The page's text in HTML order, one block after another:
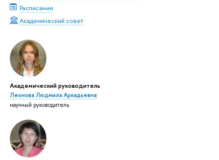
Расписание
Академический совет
Академический руководитель
Леонова Людмила Аркадьевна
научный руководитель